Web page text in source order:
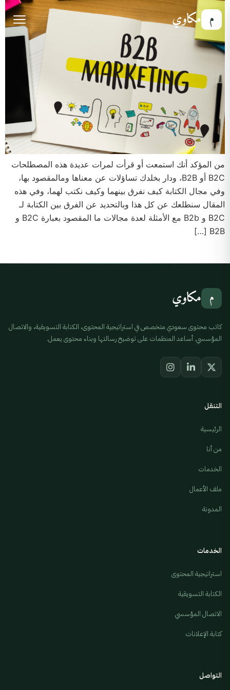
م مكاوي
من المؤكد أنك استمعت أو قرأت لمرات عديدة هذه المصطلحات
B2C أو B2B، ودار بخلدك تساؤلات عن معناها ومالمقصود بها،
وفي مجال الكتابة كيف نفرق بينهما وكيف نكتب لهما، وفي هذه
المقال سنطلعك عن كل هذا وبالتحديد عن الفرق بين الكتابة لـ
B2C و B2b مع الأمثلة لعدة مجالات ما المقصود بعبارة B2C و
B2B […]
م مكاوي
كاتب محتوى سعودي متخصص في استراتيجية المحتوى، الكتابة التسويقية، والاتصال
المؤسسي. أساعد المنظمات على توضيح رسالتها وبناء محتوى يعمل.
التنقل
الرئيسية
من أنا
الخدمات
ملف الأعمال
المدونة
الخدمات
استراتيجية المحتوى
الكتابة التسويقية
الاتصال المؤسسي
كتابة الإعلانات
التواصل